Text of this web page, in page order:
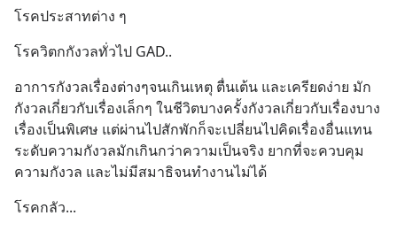
โรคประสาทต่าง ๆ
โรควิตกกังวลทั่วไป GAD..
อาการกังวลเรื่องต่างๆจนเกินเหตุ ตื่นเต้น และเครียดง่าย มัก
กังวลเกี่ยวกับเรื่องเล็กๆ ในชีวิตบางครั้งกังวลเกี่ยวกับเรื่องบาง
เรื่องเป็นพิเศษ แต่ผ่านไปสักพักก็จะเปลี่ยนไปคิดเรื่องอื่นแทน
ระดับความกังวลมักเกินกว่าความเป็นจริง ยากที่จะควบคุม
ความกังวล และไม่มีสมาธิจนทำงานไม่ได้
โรคกลัว...